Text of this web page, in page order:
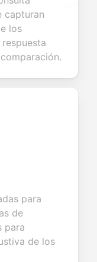
for
screening
candidate
evaluation.
capturan
los
para
de
para
de los